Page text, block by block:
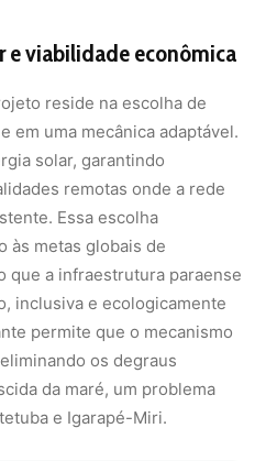
e viabilidade econômica
reside na escolha de
em uma mecânica adaptável.
solar, garantindo
remotas onde a rede
Essa escolha
às metas globais de
que a infraestrutura paraense
inclusiva e ecologicamente
permite que o mecanismo
os degraus
da maré, um problema
e Igarapé-Miri.